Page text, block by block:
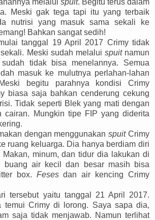
Meski gak tega tapi itu yang terbaik
nutrisi yang masuk sama sekali ke
Bahkan sangat sedih!
tanggal 19 April 2017 Crimy tidak
Meski sudah melalui spuitnamun
tidak bisa menelannya. Semua
masuk ke mulutnya perlahan-lahan
begitu parahnya kondisi Crimy
biasa saja bahkan cenderung cekung
Tidak seperti Blek yang mati dengan
cairan. Mungkin tipe FIP yang diderita
dengan menggunakanspuitCrimy
ruang keluarga. Dia hanya berdiam diri
minum, dan tidur dia lakukan di
buang air kecil dan besar masih bisa
box. Fesesdan air kencing Crimy
tersebut yaitu tanggal 21 April 2017.
temui Crimy di lorong. Saya sapa dia,
saja tidak menjawab. Namun terlihat